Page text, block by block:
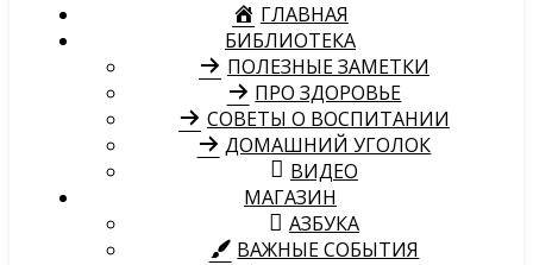
ГЛАВНАЯ
БИБЛИОТЕКА
ПОЛЕЗНЫЕ ЗАМЕТКИ
ПРО ЗДОРОВЬЕ
СОВЕТЫ О ВОСПИТАНИИ
ДОМАШНИЙ УГОЛОК
ВИДЕО
МАГАЗИН
АЗБУКА
ВАЖНЫЕ СОБЫТИЯ